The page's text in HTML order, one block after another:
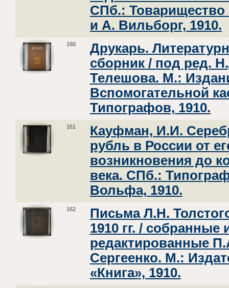
СПб.: Товарищество
и А. Вильборг, 1910.
160
Друкарь.
сборник / под ред.
Телешова. М.:
Вспомогательной
Типографов, 1910.
161
Кауфман, И.И.
рубль в России от
возникновения до
века. СПб.:
Вольфа, 1910.
162
Письма Л.Н.
1910 гг. / собранные
редактированные
Сергеенко. М.:
«Книга», 1910.